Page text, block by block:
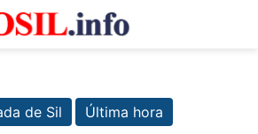
de Sil Última hora